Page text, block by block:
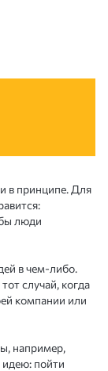
в принципе. Для
люди
в чем-либо.
случай, когда
компании или
например,
идею: пойти